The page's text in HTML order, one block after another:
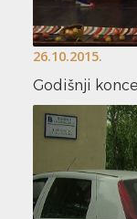
26.10.2015.
Godišnji